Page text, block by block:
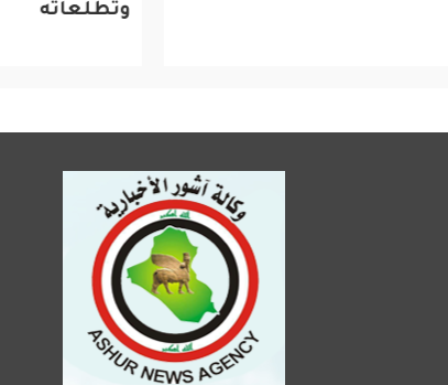
وتطلعاته